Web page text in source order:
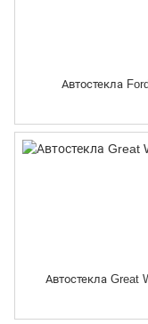
Автостекла Ford
Автостекла Great